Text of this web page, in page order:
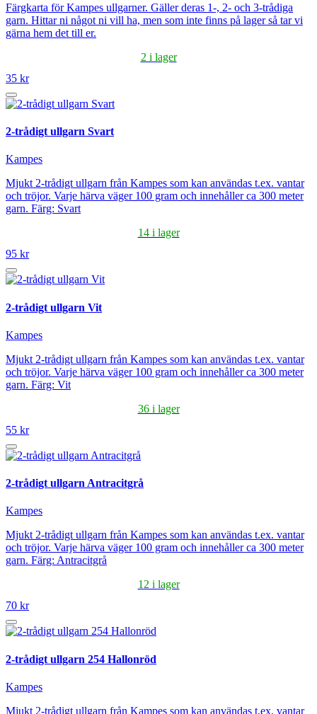
Färgkarta för Kampes ullgarner. Gäller deras 1-, 2- och 3-trådiga
garn. Hittar ni något ni vill ha, men som inte finns på lager så tar vi
gärna hem det till er.
2 i lager
35 kr
2-trådigt ullgarn Svart
Kampes
Mjukt 2-trådigt ullgarn från Kampes som kan användas t.ex. vantar
och tröjor. Varje härva väger 100 gram och innehåller ca 300 meter
garn. Färg: Svart
14 i lager
95 kr
2-trådigt ullgarn Vit
Kampes
Mjukt 2-trådigt ullgarn från Kampes som kan användas t.ex. vantar
och tröjor. Varje härva väger 100 gram och innehåller ca 300 meter
garn. Färg: Vit
36 i lager
55 kr
2-trådigt ullgarn Antracitgrå
Kampes
Mjukt 2-trådigt ullgarn från Kampes som kan användas t.ex. vantar
och tröjor. Varje härva väger 100 gram och innehåller ca 300 meter
garn. Färg: Antracitgrå
12 i lager
70 kr
2-trådigt ullgarn 254 Hallonröd
Kampes
Mjukt 2-trådigt ullgarn från Kampes som kan användas t.ex. vantar